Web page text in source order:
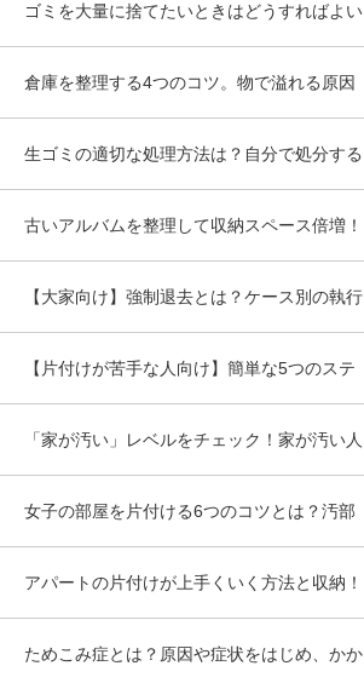
ゴミを大量に捨てたいときはどうすればよい
倉庫を整理する4つのコツ。物で溢れる原因
生ゴミの適切な処理方法は？自分で処分する
古いアルバムを整理して収納スペース倍増！
【大家向け】強制退去とは？ケース別の執行
【片付けが苦手な人向け】簡単な5つのステ
「家が汚い」レベルをチェック！家が汚い人
女子の部屋を片付ける6つのコツとは？汚部
アパートの片付けが上手くいく方法と収納！
ためこみ症とは？原因や症状をはじめ、かか